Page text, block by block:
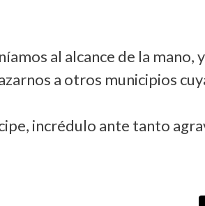
al alcance de la mano, y
a otros municipios
incrédulo ante tanto